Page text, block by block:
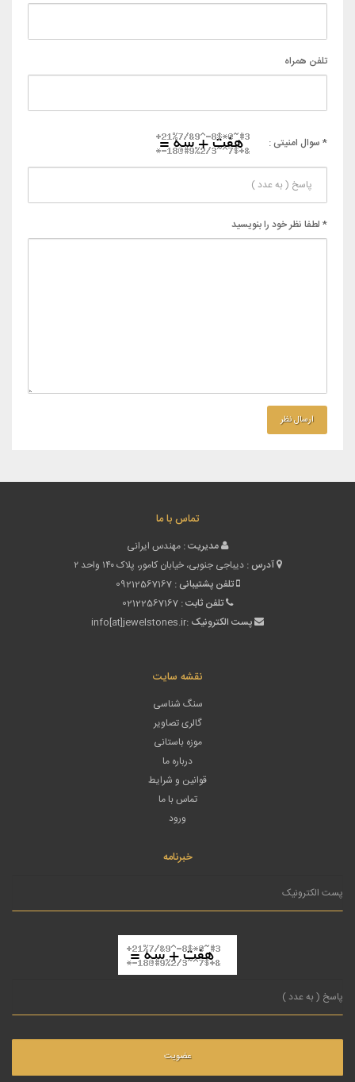
تلفن همراه
* سوال امنیتی :
* لطفا نظر خود را بنویسید
تماس با ما
مدیریت : مهندس ایرانی
آدرس : دیباجی جنوبی، خیابان کامور، پلاک ۱۴۰ واحد ۲
تلفن پشتیبانی : 09212567167
تلفن ثابت : 02122567167
پست الکترونیک :info[at]jewelstones.ir
نقشه سایت
سنگ شناسی
گالری تصاویر
موزه باستانی
درباره ما
قوانین و شرایط
تماس با ما
ورود
خبرنامه